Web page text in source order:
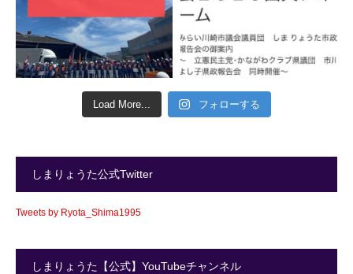
Load More... フォローする
しまりょうた公式Twitter
Tweets by Ryota_Shima1995
しまりょうた【公式】YouTubeチャンネル